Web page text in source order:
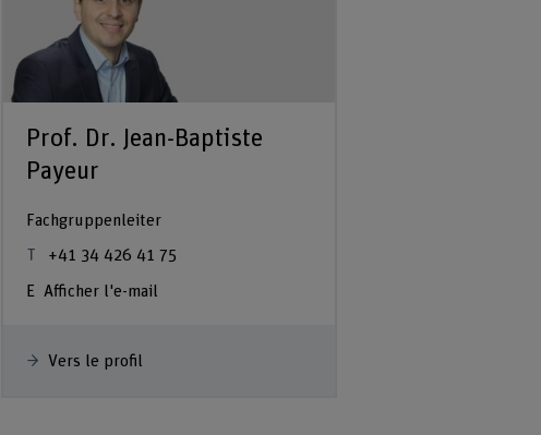
Prof. Dr. Jean-Baptiste
Payeur
Fachgruppenleiter
+41 34 426 41 75
Afficher l'e-mail
Vers le profil